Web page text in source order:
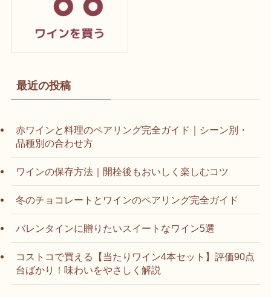
最近の投稿
赤ワインと料理のペアリング完全ガイド｜シーン別・
品種別の合わせ方
ワインの保存方法｜開栓後もおいしく楽しむコツ
冬のチョコレートとワインのペアリング完全ガイド
バレンタインに贈りたいスイートなワイン5選
コストコで買える【当たりワイン4本セット】評価90点
台ばかり！味わいをやさしく解説